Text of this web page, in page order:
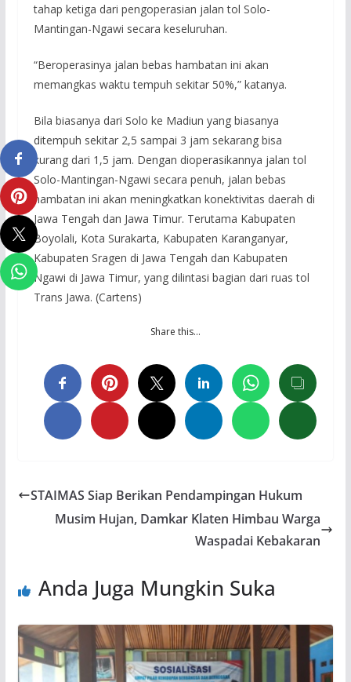
tahap ketiga dari pengoperasian jalan tol Solo-
Mantingan-Ngawi secara keseluruhan.
“Beroperasinya jalan bebas hambatan ini akan
memangkas waktu tempuh sekitar 50%,” katanya.
Bila biasanya dari Solo ke Madiun yang biasanya
ditempuh sekitar 2,5 sampai 3 jam sekarang bisa
kurang dari 1,5 jam. Dengan dioperasikannya jalan tol
Solo-Mantingan-Ngawi secara penuh, jalan bebas
hambatan ini akan meningkatkan konektivitas daerah di
Jawa Tengah dan Jawa Timur. Terutama Kabupaten
Boyolali, Kota Surakarta, Kabupaten Karanganyar,
Kabupaten Sragen di Jawa Tengah dan Kabupaten
Ngawi di Jawa Timur, yang dilintasi bagian dari ruas tol
Trans Jawa. (Cartens)
Share this…
STAIMAS Siap Berikan Pendampingan Hukum
Musim Hujan, Damkar Klaten Himbau Warga
Waspadai Kebakaran
Anda Juga Mungkin Suka